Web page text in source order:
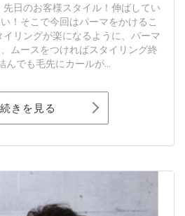
日のお客様スタイル！伸ばしてい
！そこで今回はパーマをかけるこ
リングが楽になるように、パーマ
ムースをつければスタイリング終
でも毛先にカールが...
続きを見る